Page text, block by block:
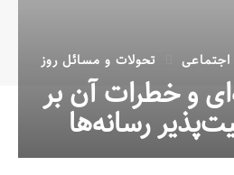
تحولات و مسائل روز
و خطرات آن بر
رسانه‌ها